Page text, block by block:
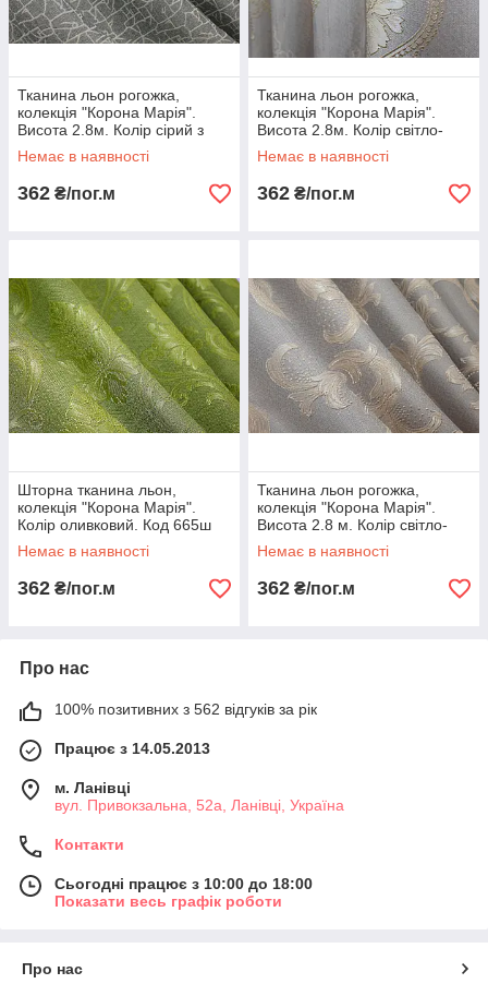
Тканина льон рогожка,
колекція "Корона Марія".
Висота 2.8м. Колір сірий з
молочним. Код 641ш
Немає в наявності
362 ₴/пог.м
Тканина льон рогожка,
колекція "Корона Марія".
Висота 2.8м. Колір cвітло-
сірий з молочним. Код 677ш
Немає в наявності
362 ₴/пог.м
Шторна тканина льон,
колекція "Корона Марія".
Колір оливковий. Код 665ш
Немає в наявності
362 ₴/пог.м
Тканина льон рогожка,
колекція "Корона Марія".
Висота 2.8 м. Колір світло-
сірий. Код 676ш
Немає в наявності
362 ₴/пог.м
Про нас
100% позитивних з 562 відгуків за рік
Працює з 14.05.2013
м. Ланівці
вул. Привокзальна, 52а, Ланівці, Україна
Контакти
Сьогодні працює з 10:00 до 18:00
Показати весь графік роботи
Про нас